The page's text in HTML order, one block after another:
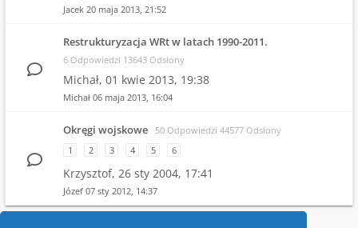
Jacek 20 maja 2013, 21:52
Restrukturyzacja WRt w latach 1990-2011.
6 Odpowiedzi 13643 Odsłony
Michał, 01 kwie 2013, 19:38
Michał 06 maja 2013, 16:04
Okręgi wojskowe
50 Odpowiedzi 44577 Odsłony
1
2 3 4 5 6
Krzysztof, 26 sty 2004, 17:41
Józef 07 sty 2012, 14:37